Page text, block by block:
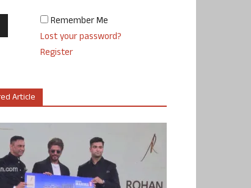
Remember Me
Lost your password?
Register
Article